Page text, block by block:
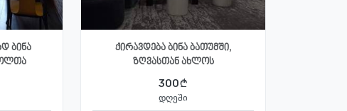
ბინა
ქირავდება ბინა ბათუმში,
ზღვასთან ახლოს
300
დღეში